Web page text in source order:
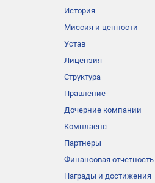
История
Миссия и ценности
Устав
Лицензия
Структура
Правление
Дочерние компании
Комплаенс
Партнеры
Финансовая отчетность
Награды и достижения